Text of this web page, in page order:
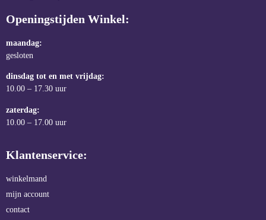
Openingstijden Winkel:
maandag:
gesloten
dinsdag tot en met vrijdag:
10.00 – 17.30 uur
zaterdag:
10.00 – 17.00 uur
Klantenservice:
winkelmand
mijn account
contact